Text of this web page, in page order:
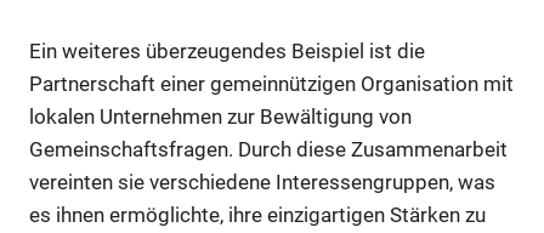
Ein weiteres überzeugendes Beispiel ist die
Partnerschaft einer gemeinnützigen Organisation mit
lokalen Unternehmen zur Bewältigung von
Gemeinschaftsfragen. Durch diese Zusammenarbeit
vereinten sie verschiedene Interessengruppen, was
es ihnen ermöglichte, ihre einzigartigen Stärken zu